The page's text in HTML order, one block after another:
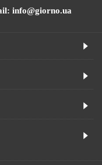
info@giorno.ua